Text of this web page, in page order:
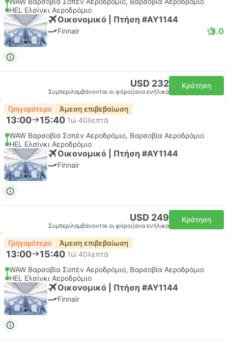
HEL Ελσίνκι Αεροδρόμιο
Οικονομικό | Πτήση #AY1144
Finnair 5.0
USD 232
Συμπεριλαμβάνονται οι φόροι ανα ενήλικα
Κράτηση
Γρηγορότερο Άμεση επιβεβαίωση
13:00 15:40 1ώ 40λεπτά
WAW Βαρσοβία Σοπέν Αεροδρόμιο, Βαρσοβία Αεροδρόμιο
HEL Ελσίνκι Αεροδρόμιο
Οικονομικό | Πτήση #AY1144
Finnair
USD 249
Συμπεριλαμβάνονται οι φόροι ανα ενήλικα
Κράτηση
Γρηγορότερο Άμεση επιβεβαίωση
13:00 15:40 1ώ 40λεπτά
WAW Βαρσοβία Σοπέν Αεροδρόμιο, Βαρσοβία Αεροδρόμιο
HEL Ελσίνκι Αεροδρόμιο
Οικονομικό | Πτήση #AY1144
Finnair